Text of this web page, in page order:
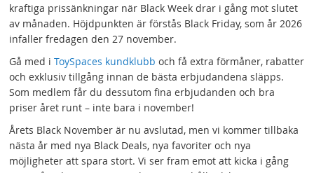
kraftiga prissänkningar när Black Week drar i gång mot slutet
av månaden. Höjdpunkten är förstås Black Friday, som år 2026
infaller fredagen den 27 november.
Gå med iToySpaces kundklubb och få extra förmåner, rabatter
och exklusiv tillgång innan de bästa erbjudandena släpps.
Som medlem får du dessutom fina erbjudanden och bra
priser året runt – inte bara i november!
Årets Black November är nu avslutad, men vi kommer tillbaka
nästa år med nya Black Deals, nya favoriter och nya
möjligheter att spara stort. Vi ser fram emot att kicka i gång